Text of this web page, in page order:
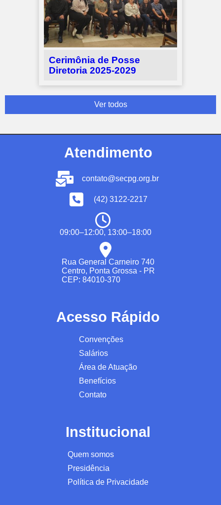
Cerimônia de Posse
Diretoria 2025-2029
Ver todos
Atendimento
contato@secpg.org.br
(42) 3122-2217
09:00–12:00, 13:00–18:00
Rua General Carneiro 740
Centro, Ponta Grossa - PR
CEP: 84010-370
Acesso Rápido
Convenções
Salários
Área de Atuação
Benefícios
Contato
Institucional
Quem somos
Presidência
Política de Privacidade